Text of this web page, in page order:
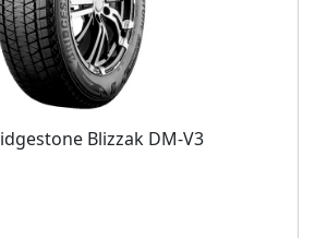
Blizzak DM-V3